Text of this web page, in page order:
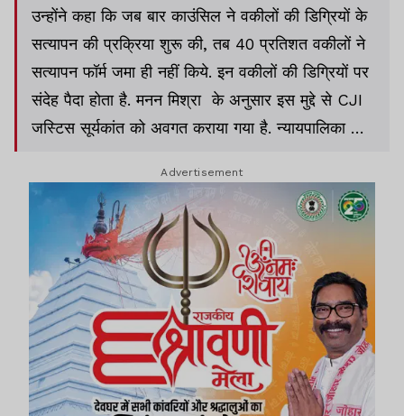
उन्होंने कहा कि जब बार काउंसिल ने वकीलों की डिग्रियों के
सत्यापन की प्रक्रिया शुरू की, तब 40 प्रतिशत वकीलों ने
सत्यापन फॉर्म जमा ही नहीं किये. इन वकीलों की डिग्रियों पर
संदेह पैदा होता है. मनन मिश्रा के अनुसार इस मुद्दे से CJI
जस्टिस सूर्यकांत को अवगत कराया गया है. न्यायपालिका और
रहे हैं
Advertisement